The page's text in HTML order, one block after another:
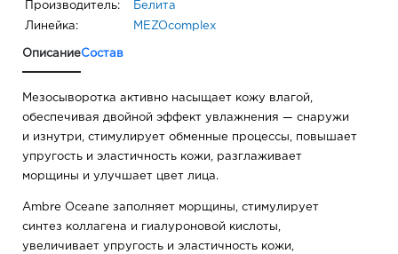
Производитель: Белита
Линейка: MEZOcomplex
ОписаниеСостав
Мезосыворотка активно насыщает кожу влагой,
обеспечивая двойной эффект увлажнения — снаружи
и изнутри, стимулирует обменные процессы, повышает
упругость и эластичность кожи, разглаживает
морщины и улучшает цвет лица.
Ambre Oceane заполняет морщины, стимулирует
синтез коллагена и гиалуроновой кислоты,
увеличивает упругость и эластичность кожи,